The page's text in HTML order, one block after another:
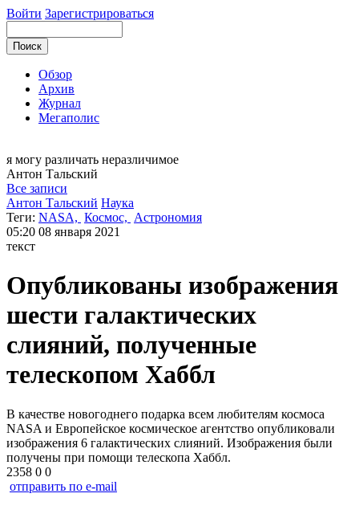
Войти Зарегистрироваться
Обзор
Архив
Журнал
Мегаполис
я могу различать неразличимое
Антон Тальский
Все записи
Антон Тальский Наука
Теги: NASA, Космос, Астрономия
05:20 08 января 2021
текст
Опубликованы изображения
шести галактических
слияний, полученные
телескопом Хаббл
В качестве новогоднего подарка всем любителям космоса
NASA и Европейское космическое агентство опубликовали
изображения 6 галактических слияний. Изображения были
получены при помощи телескопа Хаббл.
2358 0 0
отправить по e-mail